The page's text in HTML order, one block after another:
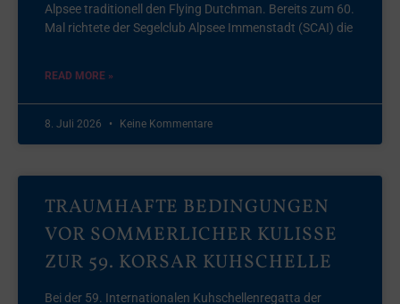
Alpsee traditionell den Flying Dutchman. Bereits zum 60.
Mal richtete der Segelclub Alpsee Immenstadt (SCAI) die
READ MORE »
8. Juli 2026 Keine Kommentare
TRAUMHAFTE BEDINGUNGEN
VOR SOMMERLICHER KULISSE
ZUR 59. KORSAR KUHSCHELLE
Bei der 59. Internationalen Kuhschellenregatta der